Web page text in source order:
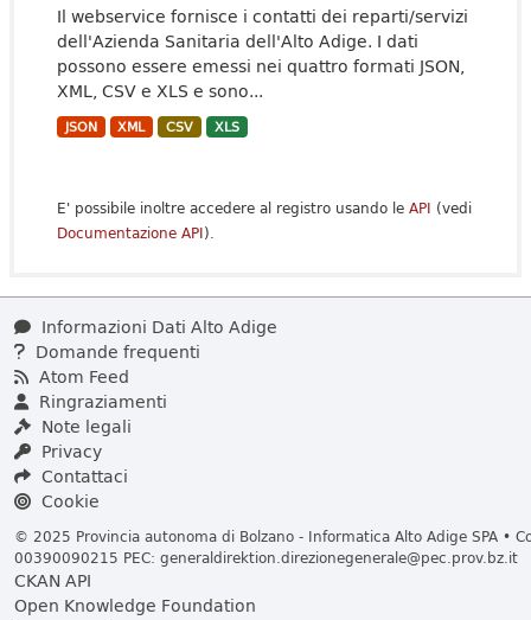
Il webservice fornisce i contatti dei reparti/servizi
dell'Azienda Sanitaria dell'Alto Adige. I dati
possono essere emessi nei quattro formati JSON,
XML, CSV e XLS e sono...
JSON XML CSV XLS
E' possibile inoltre accedere al registro usando le API (vedi
Documentazione API).
Informazioni Dati Alto Adige
Domande frequenti
Atom Feed
Ringraziamenti
Note legali
Privacy
Contattaci
Cookie
© 2025 Provincia autonoma di Bolzano - Informatica Alto Adige SPA •
00390090215 PEC: generaldirektion.direzionegenerale@pec.prov.bz.it
CKAN API
Open Knowledge Foundation